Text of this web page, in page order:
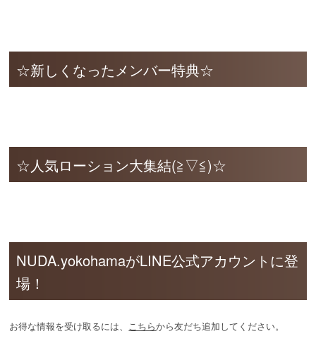
☆新しくなったメンバー特典☆
☆人気ローション大集結(≧▽≦)☆
NUDA.yokohamaがLINE公式アカウントに登
場！
お得な情報を受け取るには、 こちらから友だち追加してください。